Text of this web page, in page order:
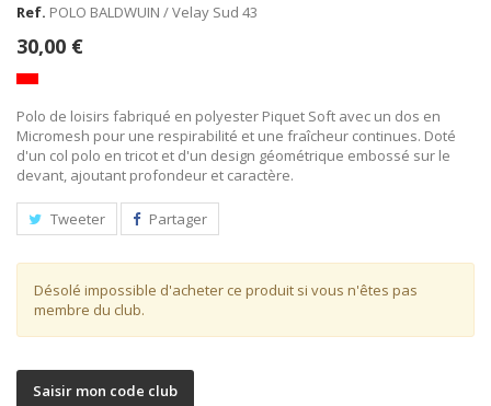
Ref. POLO BALDWUIN / Velay Sud 43
30,00 €
Polo de loisirs fabriqué en polyester Piquet Soft avec un dos en
Micromesh pour une respirabilité et une fraîcheur continues. Doté
d'un col polo en tricot et d'un design géométrique embossé sur le
devant, ajoutant profondeur et caractère.
Tweeter Partager
Désolé impossible d'acheter ce produit si vous n'êtes pas
membre du club.
Saisir mon code club